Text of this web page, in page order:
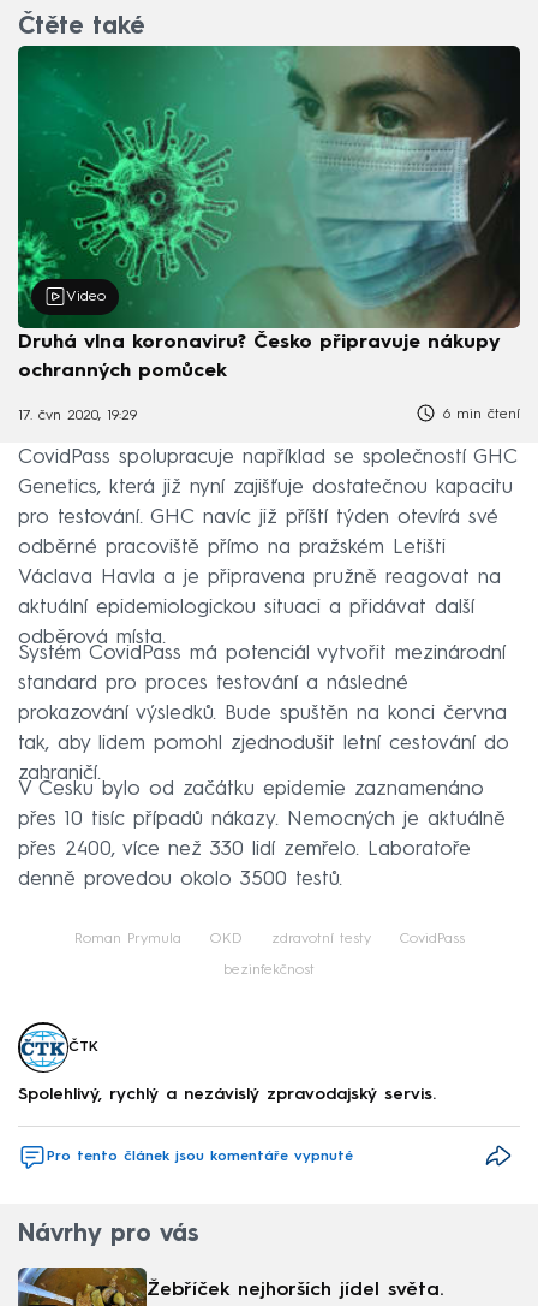
Čtěte také
Video
Druhá vlna koronaviru? Česko připravuje nákupy
ochranných pomůcek
17. čvn 2020, 19:29 6 min čtení
CovidPass spolupracuje například se společností GHC
Genetics, která již nyní zajišťuje dostatečnou kapacitu
pro testování. GHC navíc již příští týden otevírá své
odběrné pracoviště přímo na pražském Letišti
Václava Havla a je připravena pružně reagovat na
aktuální epidemiologickou situaci a přidávat další
odběrová místa.
Systém CovidPass má potenciál vytvořit mezinárodní
standard pro proces testování a následné
prokazování výsledků. Bude spuštěn na konci června
tak, aby lidem pomohl zjednodušit letní cestování do
zahraničí.
V Česku bylo od začátku epidemie zaznamenáno
přes 10 tisíc případů nákazy. Nemocných je aktuálně
přes 2400, více než 330 lidí zemřelo. Laboratoře
denně provedou okolo 3500 testů.
Roman Prymula OKD zdravotní testy CovidPass
bezinfekčnost
ČTK
Spolehlivý, rychlý a nezávislý zpravodajský servis.
Pro tento článek jsou komentáře vypnuté
Návrhy pro vás
Žebříček nejhorších jídel světa.